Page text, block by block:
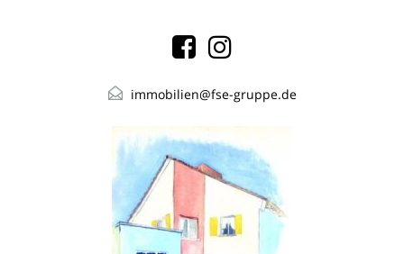
immobilien@fse-gruppe.de